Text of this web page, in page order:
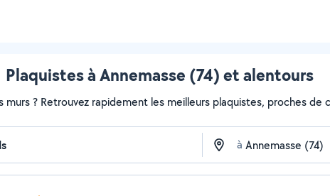
Plaquistes à Annemasse (74) et alentours
? Retrouvez rapidement les meilleurs plaquistes, proches de
à